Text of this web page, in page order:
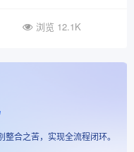
浏览 12.1K
合之苦，实现全流程闭环。